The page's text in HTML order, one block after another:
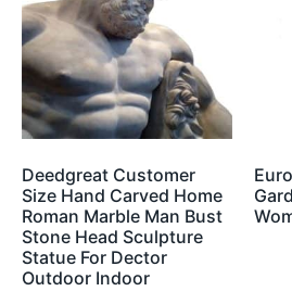
Deedgreat Customer
Size Hand Carved Home
Roman Marble Man Bust
Stone Head Sculpture
Statue For Dector
Outdoor Indoor